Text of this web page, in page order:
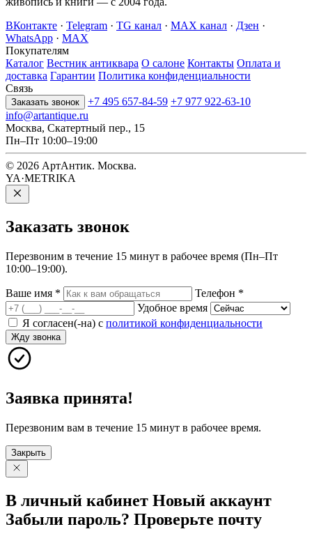
ВКонтакте · Telegram · TG канал · MAX канал · Дзен ·
WhatsApp · MAX
Покупателям
Каталог Вестник антиквара О салоне Контакты Оплата и
доставка Гарантии Политика конфиденциальности
Связь
Заказать звонок +7 495 657-84-59 +7 977 922-63-10
info@artantique.ru
Москва, Скатертный пер., 15
Пн–Пт 10:00–19:00
© 2026 АртАнтик. Москва.
YA·METRIKA
Заказать звонок
Перезвоним в течение 15 минут в рабочее время (Пн–Пт
10:00–19:00).
Ваше имя * Телефон *
Удобное время
Я согласен(-на) с политикой конфиденциальности
Жду звонка
Заявка принята!
Перезвоним вам в течение 15 минут в рабочее время.
Закрыть
В личный кабинет Новый аккаунт
Забыли пароль? Проверьте почту